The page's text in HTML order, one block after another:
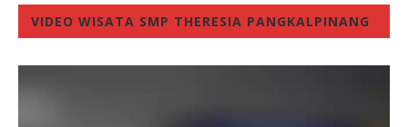
VIDEO WISATA SMP THERESIA PANGKALPINANG